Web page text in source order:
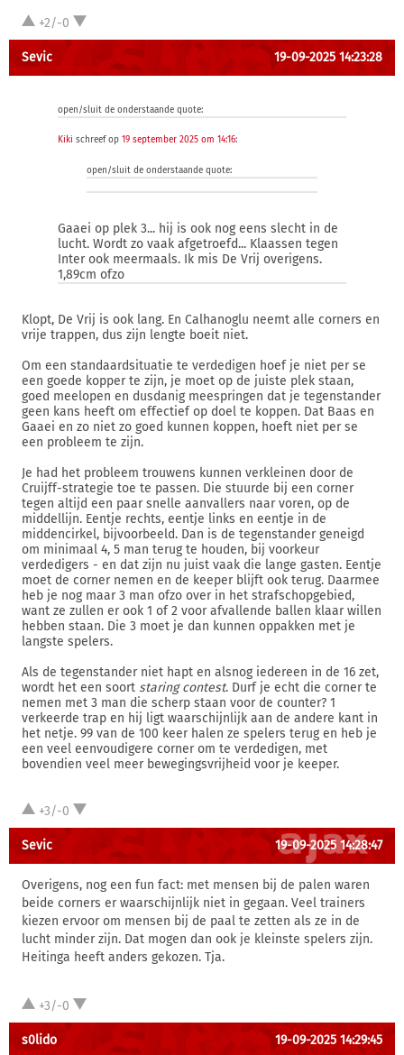
+2/-0
Sevic 19-09-2025 14:23:28
open/sluit de onderstaande quote:
Kiki schreef op 19 september 2025 om 14:16:
open/sluit de onderstaande quote:
Gaaei op plek 3... hij is ook nog eens slecht in de
lucht. Wordt zo vaak afgetroefd... Klaassen tegen
Inter ook meermaals. Ik mis De Vrij overigens.
1,89cm ofzo
Klopt, De Vrij is ook lang. En Calhanoglu neemt alle corners en
vrije trappen, dus zijn lengte boeit niet.
Om een standaardsituatie te verdedigen hoef je niet per se
een goede kopper te zijn, je moet op de juiste plek staan,
goed meelopen en dusdanig meespringen dat je tegenstander
geen kans heeft om effectief op doel te koppen. Dat Baas en
Gaaei en zo niet zo goed kunnen koppen, hoeft niet per se
een probleem te zijn.
Je had het probleem trouwens kunnen verkleinen door de
Cruijff-strategie toe te passen. Die stuurde bij een corner
tegen altijd een paar snelle aanvallers naar voren, op de
middellijn. Eentje rechts, eentje links en eentje in de
middencirkel, bijvoorbeeld. Dan is de tegenstander geneigd
om minimaal 4, 5 man terug te houden, bij voorkeur
verdedigers - en dat zijn nu juist vaak die lange gasten. Eentje
moet de corner nemen en de keeper blijft ook terug. Daarmee
heb je nog maar 3 man ofzo over in het strafschopgebied,
want ze zullen er ook 1 of 2 voor afvallende ballen klaar willen
hebben staan. Die 3 moet je dan kunnen oppakken met je
langste spelers.
Als de tegenstander niet hapt en alsnog iedereen in de 16 zet,
wordt het een soort staring contest. Durf je echt die corner te
nemen met 3 man die scherp staan voor de counter? 1
verkeerde trap en hij ligt waarschijnlijk aan de andere kant in
het netje. 99 van de 100 keer halen ze spelers terug en heb je
een veel eenvoudigere corner om te verdedigen, met
bovendien veel meer bewegingsvrijheid voor je keeper.
+3/-0
Sevic 19-09-2025 14:28:47
Overigens, nog een fun fact: met mensen bij de palen waren
beide corners er waarschijnlijk niet in gegaan. Veel trainers
kiezen ervoor om mensen bij de paal te zetten als ze in de
lucht minder zijn. Dat mogen dan ook je kleinste spelers zijn.
Heitinga heeft anders gekozen. Tja.
+3/-0
s0lido 19-09-2025 14:29:45